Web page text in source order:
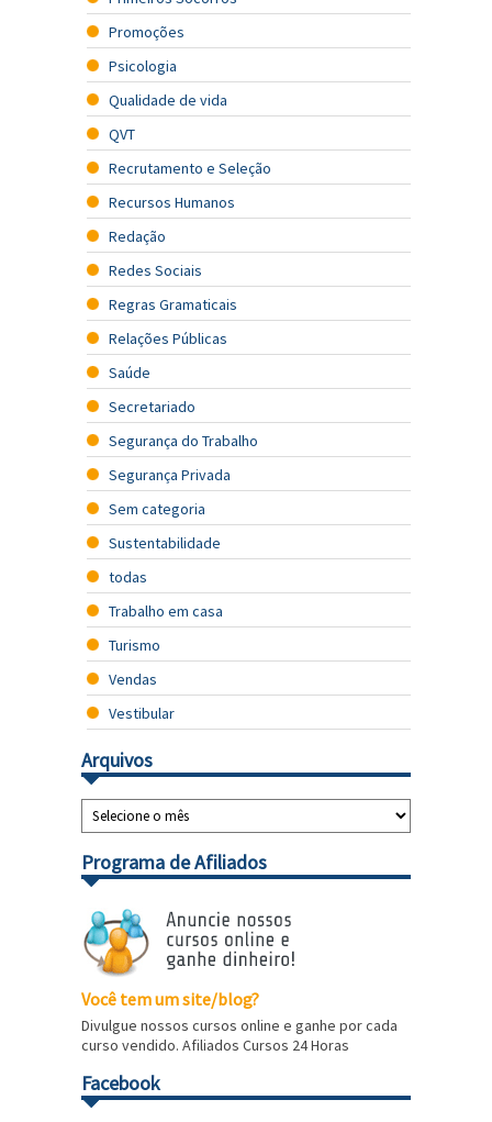
Promoções
Psicologia
Qualidade de vida
QVT
Recrutamento e Seleção
Recursos Humanos
Redação
Redes Sociais
Regras Gramaticais
Relações Públicas
Saúde
Secretariado
Segurança do Trabalho
Segurança Privada
Sem categoria
Sustentabilidade
todas
Trabalho em casa
Turismo
Vendas
Vestibular
Arquivos
Programa de Afiliados
Você tem um site/blog?
Divulgue nossos cursos online e ganhe por cada
curso vendido. Afiliados Cursos 24 Horas
Facebook